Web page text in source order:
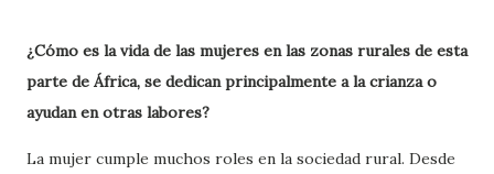
¿Cómo es la vida de las mujeres en las zonas rurales de esta
parte de África, se dedican principalmente a la crianza o
ayudan en otras labores?
La mujer cumple muchos roles en la sociedad rural. Desde